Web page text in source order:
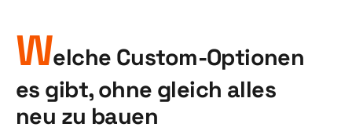
Welche Custom-Optionen
es gibt, ohne gleich alles
neu zu bauen